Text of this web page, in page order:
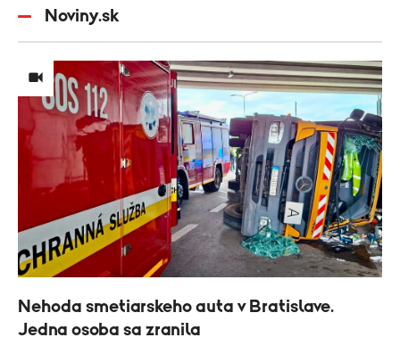
Noviny.sk
Nehoda smetiarskeho auta v Bratislave.
Jedna osoba sa zranila